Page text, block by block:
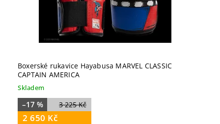
Boxerské rukavice Hayabusa MARVEL CLASSIC
CAPTAIN AMERICA
Skladem
3 225 Kč
–17 %
2 650 Kč